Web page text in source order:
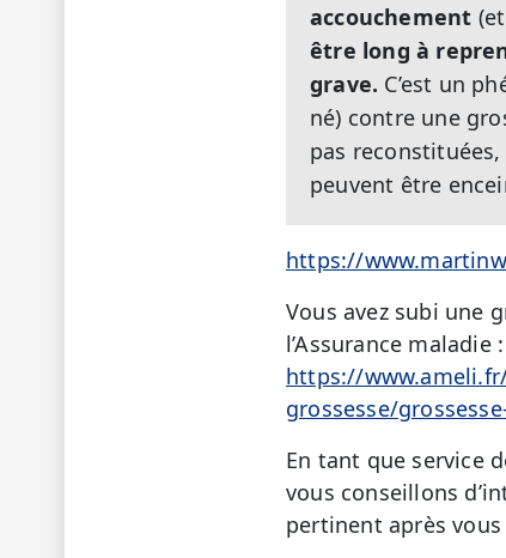
accouchement
être long à
grave. C’est un
né) contre une
pas
peuvent être
https://
Vous avez subi une
l’Assurance maladie :
https://
grossesse/
En tant que service
vous conseillons
pertinent après